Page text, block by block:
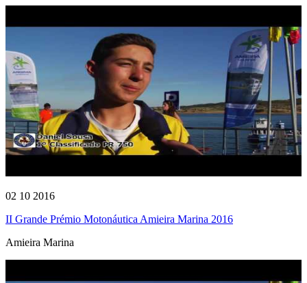
02 10 2016
II Grande Prémio Motonáutica Amieira Marina 2016
Amieira Marina